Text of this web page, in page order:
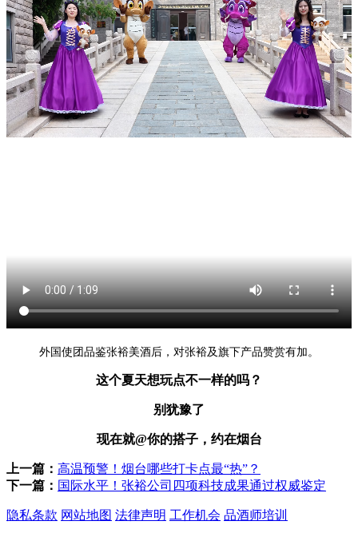
外国使团品鉴张裕美酒后，对张裕及旗下产品赞赏有加。
这个夏天想玩点不一样的吗？
别犹豫了
现在就@你的搭子，约在烟台
上一篇： 高温预警！烟台哪些打卡点最“热”？
下一篇： 国际水平！张裕公司四项科技成果通过权威鉴定
隐私条款 网站地图 法律声明 工作机会 品酒师培训